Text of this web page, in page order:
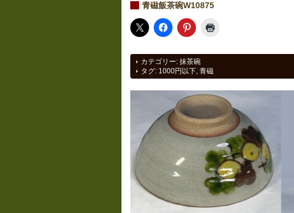
青磁飯茶碗W10875
カテゴリー: 抹茶碗
タグ: 1000円以下 青磁